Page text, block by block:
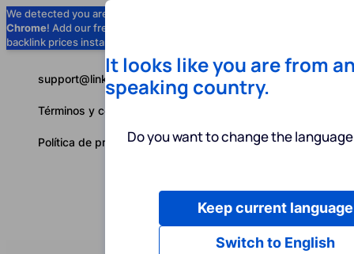
We detected you are using
Chrome! Add our free extension to check
backlink prices instantly as you browse.
Servicios
Español
support@linkbuilder.com
Términos y condiciones
Política de privacidad
It looks like you are from
speaking country.
Do you want to change the
Switch to English
Keep current language